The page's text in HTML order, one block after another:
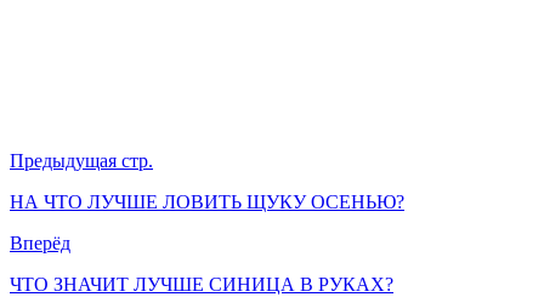
Предыдущая стр.
НА ЧТО ЛУЧШЕ ЛОВИТЬ ЩУКУ ОСЕНЬЮ?
Вперёд
ЧТО ЗНАЧИТ ЛУЧШЕ СИНИЦА В РУКАХ?